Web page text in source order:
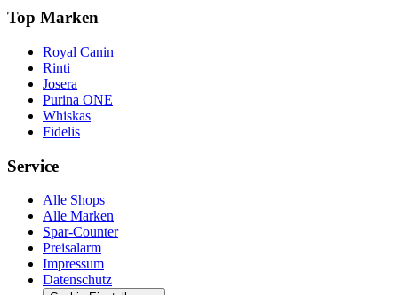
Top Marken
Royal Canin
Rinti
Josera
Purina ONE
Whiskas
Fidelis
Service
Alle Shops
Alle Marken
Spar-Counter
Preisalarm
Impressum
Datenschutz